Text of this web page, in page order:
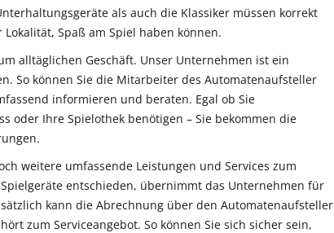
als auch die Klassiker müssen korrekt
Spaß am Spiel haben können.
alltäglichen Geschäft. Unser Unternehmen ist ein
So können Sie die Mitarbeiter des Automatenaufsteller
informieren und beraten. Egal ob Sie
oder Ihre Spielothek benötigen – Sie bekommen die
weitere umfassende Leistungen und Services zum
entschieden, übernimmt das Unternehmen für
kann die Abrechnung über den Automatenaufsteller
zum Serviceangebot. So können Sie sich sicher sein,